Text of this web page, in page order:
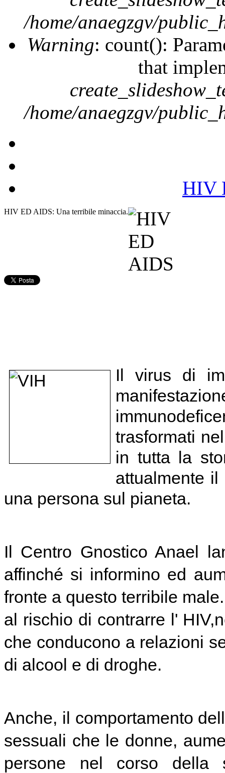
/home/anaegzgv/
Warning: count():
that
/home/anaegzgv/
HIV
HIV ED AIDS: Una terribile minaccia.
Il virus di
trasformati
in tutta la
attualmente
una persona sul pianeta.
Il Centro Gnostico Anael
affinché si informino ed
fronte a questo terribile
al rischio di contrarre l'
che conducono a relazioni
di alcool e di droghe.
Anche, il comportamento
sessuali che le donne,
persone nel corso della